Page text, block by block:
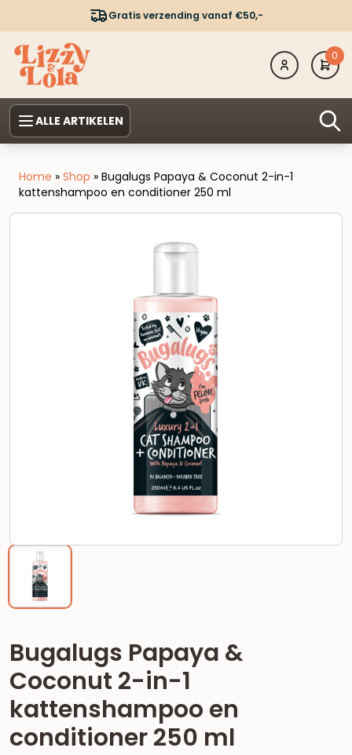
Gratis verzending vanaf €50,-
0
ALLE ARTIKELEN
Home » Shop » Bugalugs Papaya & Coconut 2-in-1
kattenshampoo en conditioner 250 ml
Bugalugs Papaya &
Coconut 2-in-1
kattenshampoo en
conditioner 250 ml